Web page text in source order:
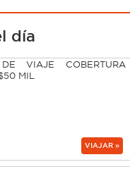
día
DE VIAJE COBERTURA
MIL
VIAJAR »